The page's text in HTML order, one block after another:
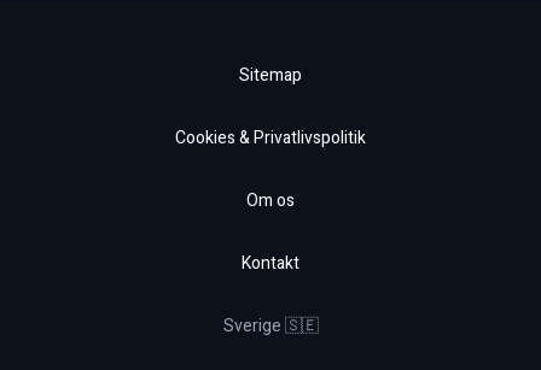
Sitemap
Cookies & Privatlivspolitik
Om os
Kontakt
Sverige 🇸🇪